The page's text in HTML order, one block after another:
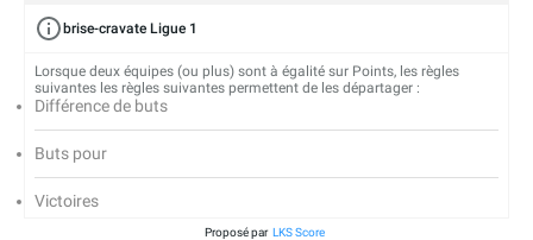
brise-cravate Ligue 1
Lorsque deux équipes (ou plus) sont à égalité sur Points, les règles
suivantes les règles suivantes permettent de les départager :
Différence de buts
Buts pour
Victoires
Proposé par LKS Score